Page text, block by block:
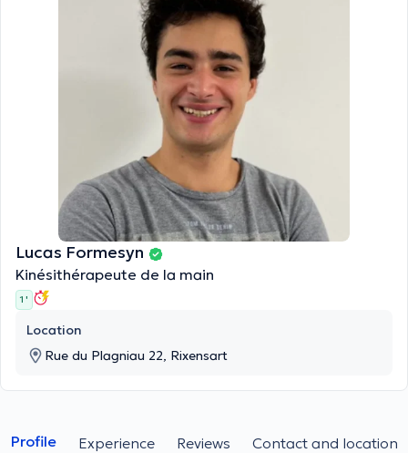
Lucas Formesyn
Kinésithérapeute de la main
1 '
Location
Rue du Plagniau 22, Rixensart
Profile Experience Reviews Contact and location